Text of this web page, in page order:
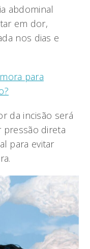
abdominal
em dor,
nos dias e
para
da incisão será
pressão direta
para evitar